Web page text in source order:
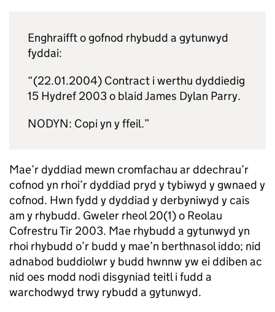
Enghraifft o gofnod rhybudd a gytunwyd
fyddai:
“(22.01.2004) Contract i werthu dyddiedig
15 Hydref 2003 o blaid James Dylan Parry.
NODYN: Copi yn y ffeil.”
Mae’r dyddiad mewn cromfachau ar ddechrau’r
cofnod yn rhoi’r dyddiad pryd y tybiwyd y gwnaed y
cofnod. Hwn fydd y dyddiad y derbyniwyd y cais
am y rhybudd. Gweler rheol 20(1) o Reolau
Cofrestru Tir 2003. Mae rhybudd a gytunwyd yn
rhoi rhybudd o’r budd y mae’n berthnasol iddo; nid
adnabod buddiolwr y budd hwnnw yw ei ddiben ac
nid oes modd nodi disgyniad teitl i fudd a
warchodwyd trwy rybudd a gytunwyd.